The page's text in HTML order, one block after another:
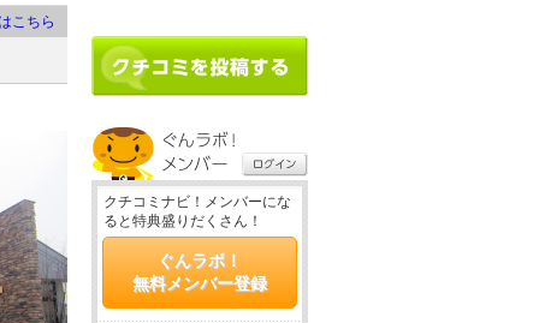
こちら
クチコミナビ！メンバーにな
ると特典盛りだくさん！
ぐんラボ！
無料メンバー登録